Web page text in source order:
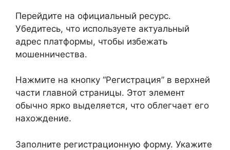
Перейдите на официальный ресурс.
Убедитесь, что используете актуальный
адрес платформы, чтобы избежать
мошенничества.
Нажмите на кнопку “Регистрация” в верхней
части главной страницы. Этот элемент
обычно ярко выделяется, что облегчает его
нахождение.
Заполните регистрационную форму. Укажите